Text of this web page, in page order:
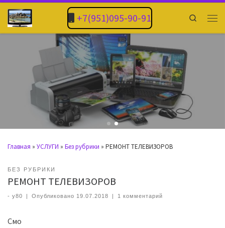
+7(951)095-90-91 Search
Главная » УСЛУГИ » Без рубрики » РЕМОНТ ТЕЛЕВИЗОРОВ
БЕЗ РУБРИКИ
РЕМОНТ ТЕЛЕВИЗОРОВ
- y80 | Опубликовано 19.07.2018 | 1 комментарий
Смо